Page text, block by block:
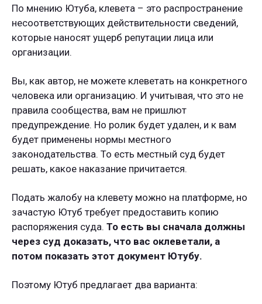
По мнению Ютуба, клевета – это распространение
несоответствующих действительности сведений,
которые наносят ущерб репутации лица или
организации.
Вы, как автор, не можете клеветать на конкретного
человека или организацию. И учитывая, что это не
правила сообщества, вам не пришлют
предупреждение. Но ролик будет удален, и к вам
будет применены нормы местного
законодательства. То есть местный суд будет
решать, какое наказание причитается.
Подать жалобу на клевету можно на платформе, но
зачастую Ютуб требует предоставить копию
распоряжения суда. То есть вы сначала должны
через суд доказать, что вас оклеветали, а
потом показать этот документ Ютубу.
Поэтому Ютуб предлагает два варианта: